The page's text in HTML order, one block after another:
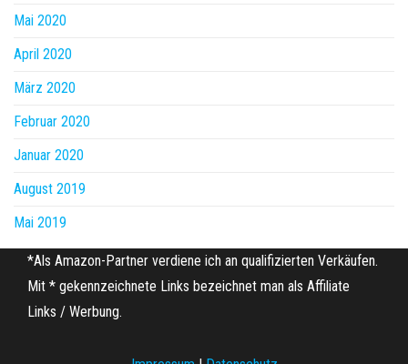
Mai 2020
April 2020
März 2020
Februar 2020
Januar 2020
August 2019
Mai 2019
*Als Amazon-Partner verdiene ich an qualifizierten Verkäufen.
Mit * gekennzeichnete Links bezeichnet man als Affiliate
Links / Werbung.